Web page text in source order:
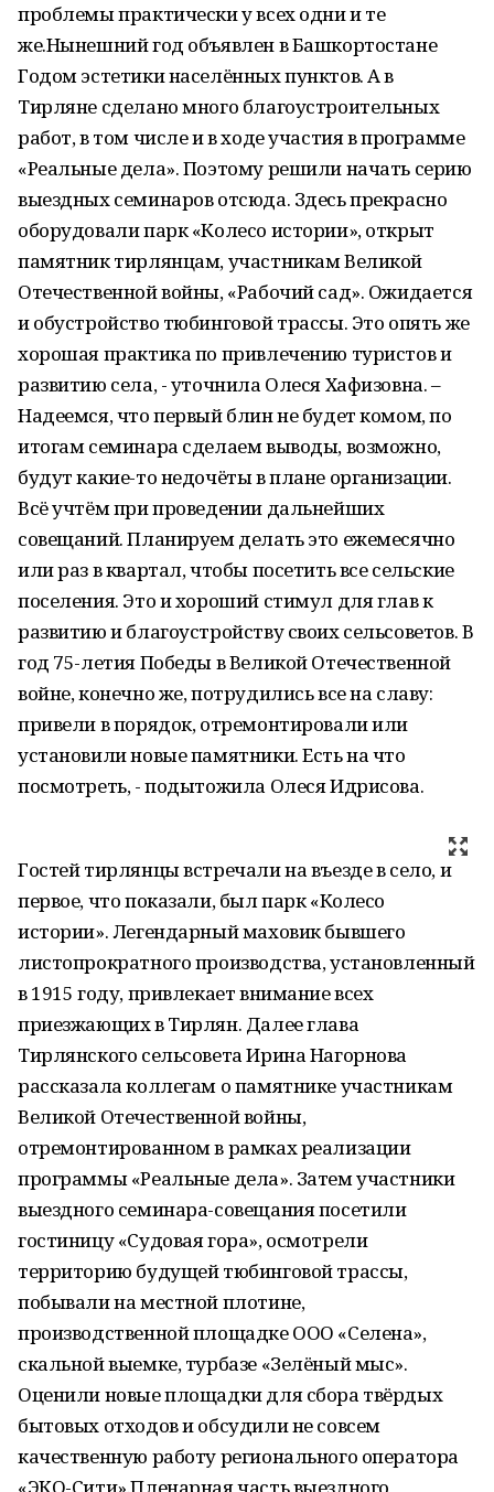
проблемы практически у всех одни и те
же.Нынешний год объявлен в Башкортостане
Годом эстетики населённых пунктов. А в
Тирляне сделано много благоустроительных
работ, в том числе и в ходе участия в программе
«Реальные дела». Поэтому решили начать серию
выездных семинаров отсюда. Здесь прекрасно
оборудовали парк «Колесо истории», открыт
памятник тирлянцам, участникам Великой
Отечественной войны, «Рабочий сад». Ожидается
и обустройство тюбинговой трассы. Это опять же
хорошая практика по привлечению туристов и
развитию села, - уточнила Олеся Хафизовна. –
Надеемся, что первый блин не будет комом, по
итогам семинара сделаем выводы, возможно,
будут какие-то недочёты в плане организации.
Всё учтём при проведении дальнейших
совещаний. Планируем делать это ежемесячно
или раз в квартал, чтобы посетить все сельские
поселения. Это и хороший стимул для глав к
развитию и благоустройству своих сельсоветов. В
год 75-летия Победы в Великой Отечественной
войне, конечно же, потрудились все на славу:
привели в порядок, отремонтировали или
установили новые памятники. Есть на что
посмотреть, - подытожила Олеся Идрисова.
Гостей тирлянцы встречали на въезде в село, и
первое, что показали, был парк «Колесо
истории». Легендарный маховик бывшего
листопрократного производства, установленный
в 1915 году, привлекает внимание всех
приезжающих в Тирлян. Далее глава
Тирлянского сельсовета Ирина Нагорнова
рассказала коллегам о памятнике участникам
Великой Отечественной войны,
отремонтированном в рамках реализации
программы «Реальные дела». Затем участники
выездного семинара-совещания посетили
гостиницу «Судовая гора», осмотрели
территорию будущей тюбинговой трассы,
побывали на местной плотине,
производственной площадке ООО «Селена»,
скальной выемке, турбазе «Зелёный мыс».
Оценили новые площадки для сбора твёрдых
бытовых отходов и обсудили не совсем
качественную работу регионального оператора